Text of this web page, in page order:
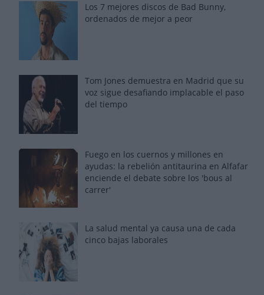
Los 7 mejores discos de Bad Bunny,
ordenados de mejor a peor
Tom Jones demuestra en Madrid que su
voz sigue desafiando implacable el paso
del tiempo
Fuego en los cuernos y millones en
ayudas: la rebelión antitaurina en Alfafar
enciende el debate sobre los 'bous al
carrer'
La salud mental ya causa una de cada
cinco bajas laborales